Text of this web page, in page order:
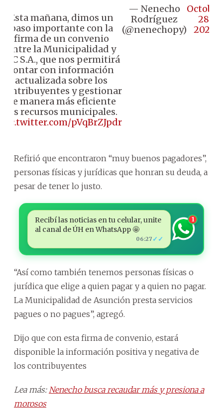
Esta mañana, dimos un
paso importante con la
firma de un convenio
entre la Municipalidad y
BIC S.A., que nos permitirá
contar con información
actualizada sobre los
contribuyentes y gestionar
de manera más eficiente
los recursos municipales.
pic.twitter.com/pVqBrZJpdr
— Nenecho
Rodríguez
(@nenechopy)
October
28,
2024
Refirió que encontraron “muy buenos pagadores”,
personas físicas y jurídicas que honran su deuda, a
pesar de tener lo justo.
Recibí las noticias en tu celular, unite
al canal de ÚH en WhatsApp 🤩
06:27 ✓✓
1
“Así como también tenemos personas físicas o
jurídica que elige a quien pagar y a quien no pagar.
La Municipalidad de Asunción presta servicios
pagues o no pagues”, agregó.
Dijo que con esta firma de convenio, estará
disponible la información positiva y negativa de
los contribuyentes
Lea más: Nenecho busca recaudar más y presiona a
morosos